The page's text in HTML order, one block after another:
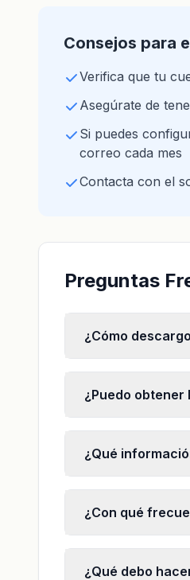
Consejos para
Verifica que tu
Asegúrate de
Si puedes
correo cada mes
Contacta con el
Preguntas
¿Cómo
¿Puedo
¿Qué
¿Con qué
¿Qué debo